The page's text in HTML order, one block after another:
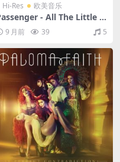
Hi-Res 欧美音乐
- All The Little Li
(Anniversary Edition)
（2023/FLAC/分轨/
）(24bit/48kHz)
9 月前 39 5